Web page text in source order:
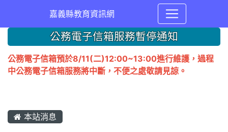
嘉義縣教育資訊網
公務電子信箱服務暫停通知
公務電子信箱預於8/11(二)12:00~13:00進行維護，過程
中公務電子信箱服務將中斷，不便之處敬請見諒。
本站消息